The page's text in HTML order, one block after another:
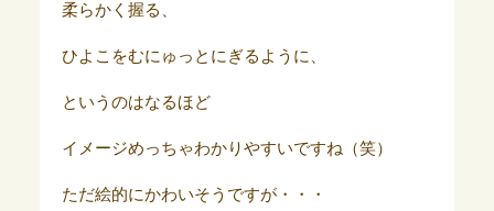
柔らかく握る、
ひよこをむにゅっとにぎるように、
というのはなるほど
イメージめっちゃわかりやすいですね（笑）
ただ絵的にかわいそうですが・・・